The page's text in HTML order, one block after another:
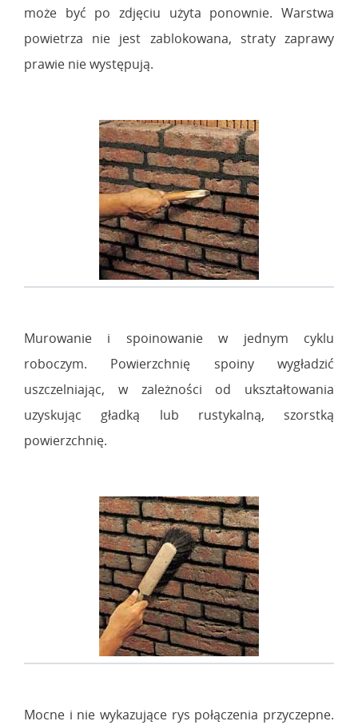
może być po zdjęciu użyta ponownie. Warstwa
powietrza nie jest zablokowana, straty zaprawy
prawie nie występują.
Murowanie i spoinowanie w jednym cyklu
roboczym. Powierzchnię spoiny wygładzić
uszczelniając, w zależności od ukształtowania
uzyskując gładką lub rustykalną, szorstką
powierzchnię.
Mocne i nie wykazujące rys połączenia przyczepne.